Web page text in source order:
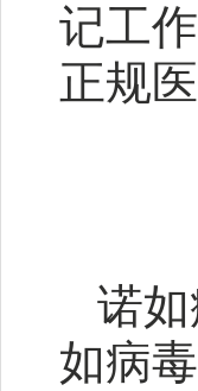
记工
正规
诺
如病